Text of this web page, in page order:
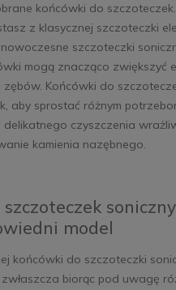
końcówki do
z klasycznej szczoteczki
szczoteczki
mogą znacząco zwiększyć
Końcówki do
aby sprostać różnym
czyszczenia
kamienia nazębnego.
model
końcówki do szczoteczki
biorąc pod uwagę